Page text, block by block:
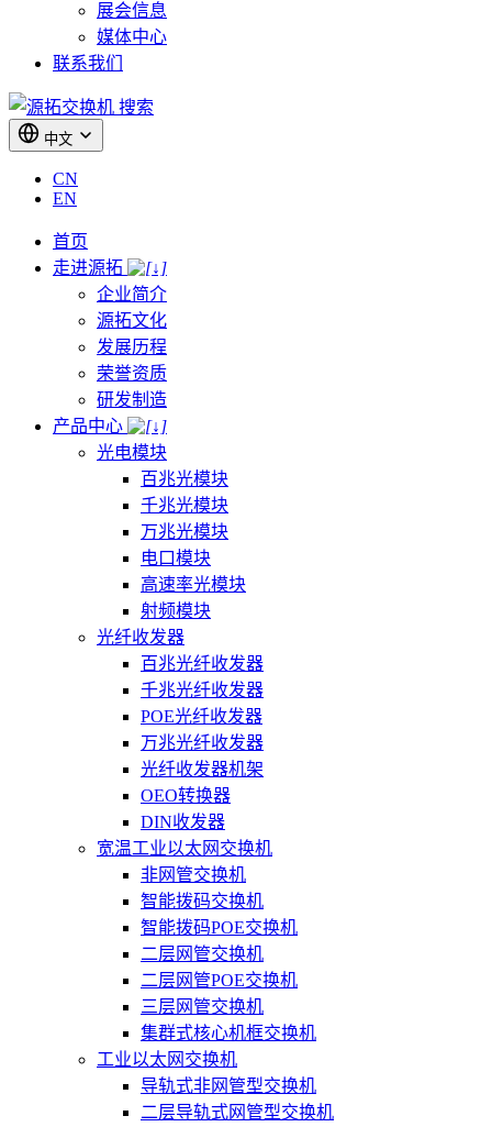
展会信息
媒体中心
联系我们
搜索
中文
CN
EN
首页
走进源拓
企业简介
源拓文化
发展历程
荣誉资质
研发制造
产品中心
光电模块
百兆光模块
千兆光模块
万兆光模块
电口模块
高速率光模块
射频模块
光纤收发器
百兆光纤收发器
千兆光纤收发器
POE光纤收发器
万兆光纤收发器
光纤收发器机架
OEO转换器
DIN收发器
宽温工业以太网交换机
非网管交换机
智能拨码交换机
智能拨码POE交换机
二层网管交换机
二层网管POE交换机
三层网管交换机
集群式核心机框交换机
工业以太网交换机
导轨式非网管型交换机
二层导轨式网管型交换机